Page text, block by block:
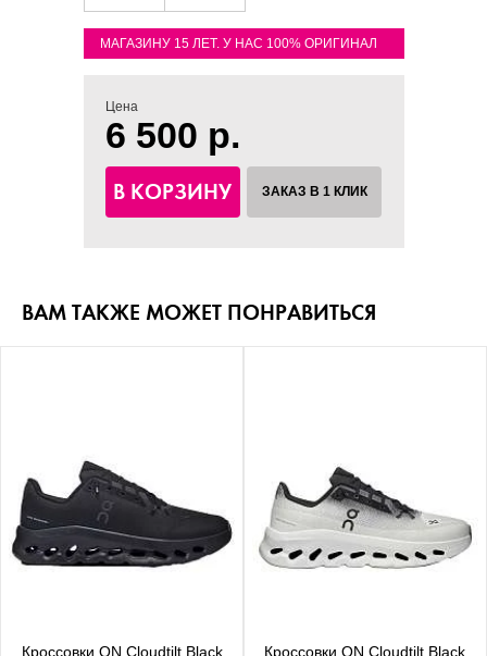
МАГАЗИНУ 15 ЛЕТ. У НАС 100% ОРИГИНАЛ
Цена
6 500 р.
В КОРЗИНУ ЗАКАЗ В 1 КЛИК
ВАМ ТАКЖЕ МОЖЕТ ПОНРАВИТЬСЯ
Кроссовки ON Cloudtilt Black Кроссовки ON Cloudtilt Black